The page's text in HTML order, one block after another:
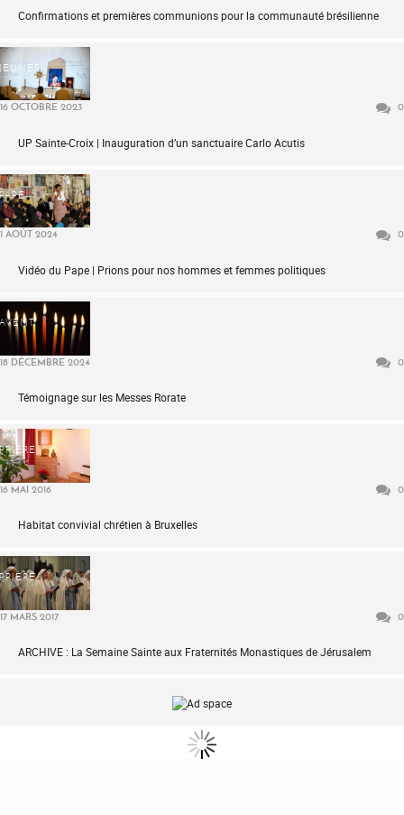
Confirmations et premières communions pour la communauté brésilienne
JEUNES
16 OCTOBRE 2023 0
UP Sainte-Croix | Inauguration d’un sanctuaire Carlo Acutis
PAPE
1 AOÛT 2024 0
Vidéo du Pape | Prions pour nos hommes et femmes politiques
AVENT
18 DÉCEMBRE 2024 0
Témoignage sur les Messes Rorate
PRIÈRE
16 MAI 2016 0
Habitat convivial chrétien à Bruxelles
PRIÈRE
17 MARS 2017 0
ARCHIVE : La Semaine Sainte aux Fraternités Monastiques de Jérusalem